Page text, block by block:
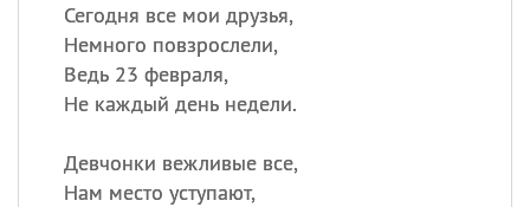
Сегодня все мои друзья,
Немного повзрослели,
Ведь 23 февраля,
Не каждый день недели.
Девчонки вежливые все,
Нам место уступают,